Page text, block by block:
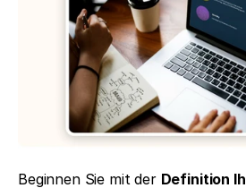
Beginnen Sie mit der Definition